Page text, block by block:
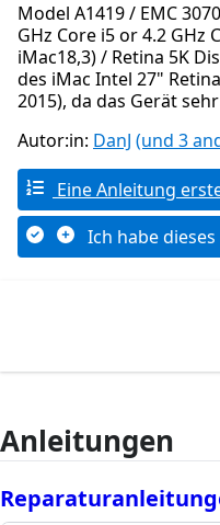
Model A1419 / EMC
GHz Core i5 or 4.2 GHz
iMac18,3) / Retina 5K
des iMac Intel 27"
2015), da das Gerät
Autor:in: DanJ (und 3
Eine Anleitung
Ich habe
Anleitungen